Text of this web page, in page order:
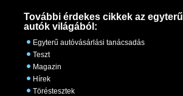
További érdekes cikkek az egyterű
autók világából:
Egyterű autóvásárlási tanácsadás
Teszt
Magazin
Hírek
Töréstesztek